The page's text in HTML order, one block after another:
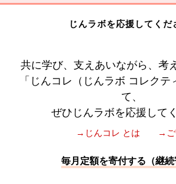
じんラボを応援してくだ
共に学び、支えあいながら、考
「じんコレ（じんラボ コレクテ
て、
ぜひじんラボを応援して
→じんコレ とは →ご
毎月定額を寄付する（継続